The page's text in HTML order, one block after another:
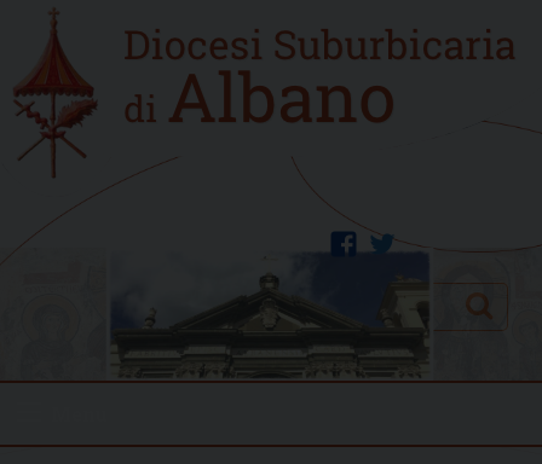
content
Home
new
twitter
facebook
Search